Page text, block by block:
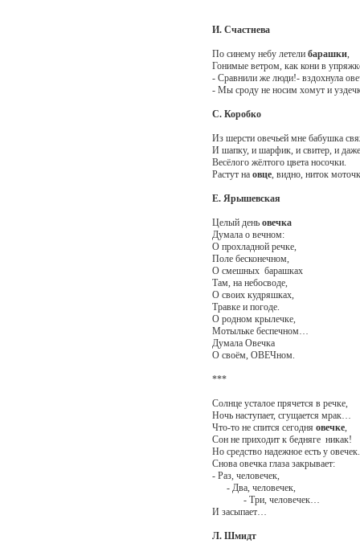
И. Счастнева
По синему небу летели барашки,
Гонимые ветром, как кони в
- Сравнили же люди!- вздохнула
- Мы сроду не носим хомут и
С. Коробко
Из шерсти овечьей мне бабушка
И шапку, и шарфик, и свитер, и даже
Весёлого жёлтого цвета носочки.
Растут на овце, видно, ниток
Е. Ярышевская
Целый день овечка
Думала о вечном:
О прохладной речке,
Поле бесконечном,
О смешных барашках
Там, на небосводе,
О своих кудряшках,
Травке и погоде.
О родном крылечке,
Мотыльке беспечном…
Думала Овечка
О своём, ОВЕЧном.
***
Солнце усталое прячется в речке,
Ночь наступает, сгущается мрак…
Что-то не спится сегодня овечке,
Сон не приходит к бедняге никак!
Но средство надежное есть у овечек.
Снова овечка глаза закрывает:
- Раз, человечек,
- Два, человечек,
- Три, человечек…
И засыпает…
Л. Шмидт